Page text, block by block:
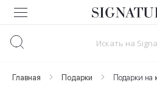
Skip
to
Главная Подарки Подарки на